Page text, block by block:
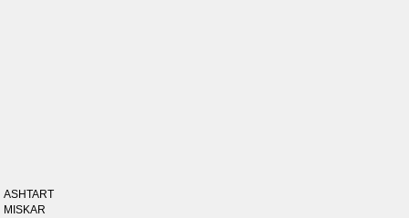
ASHTART
MISKAR